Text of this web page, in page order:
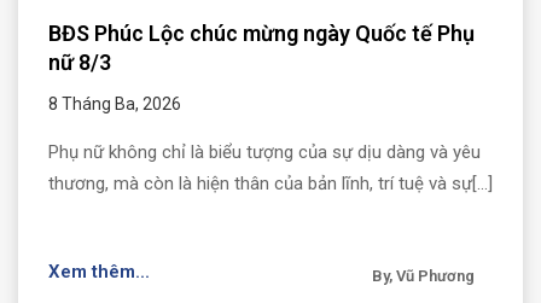
BĐS Phúc Lộc chúc mừng ngày Quốc tế Phụ
nữ 8/3
8 Tháng Ba, 2026
Phụ nữ không chỉ là biểu tượng của sự dịu dàng và yêu
thương, mà còn là hiện thân của bản lĩnh, trí tuệ và sự[...]
Xem thêm... By, Vũ Phương